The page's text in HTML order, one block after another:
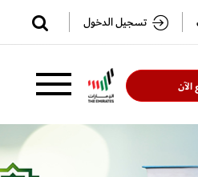
✕ تسجيل الدخول
الآن